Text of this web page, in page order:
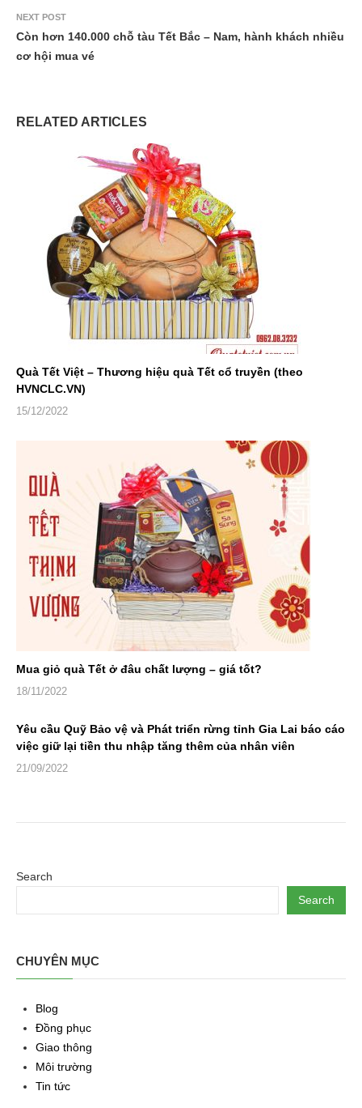
NEXT POST
Còn hơn 140.000 chỗ tàu Tết Bắc – Nam, hành khách nhiều
cơ hội mua vé
RELATED ARTICLES
Quà Tết Việt – Thương hiệu quà Tết cổ truyền (theo
HVNCLC.VN)
15/12/2022
Mua giỏ quà Tết ở đâu chất lượng – giá tốt?
18/11/2022
Yêu cầu Quỹ Bảo vệ và Phát triển rừng tỉnh Gia Lai báo cáo
việc giữ lại tiền thu nhập tăng thêm của nhân viên
21/09/2022
Search
Search
CHUYÊN MỤC
Blog
Đồng phục
Giao thông
Môi trường
Tin tức